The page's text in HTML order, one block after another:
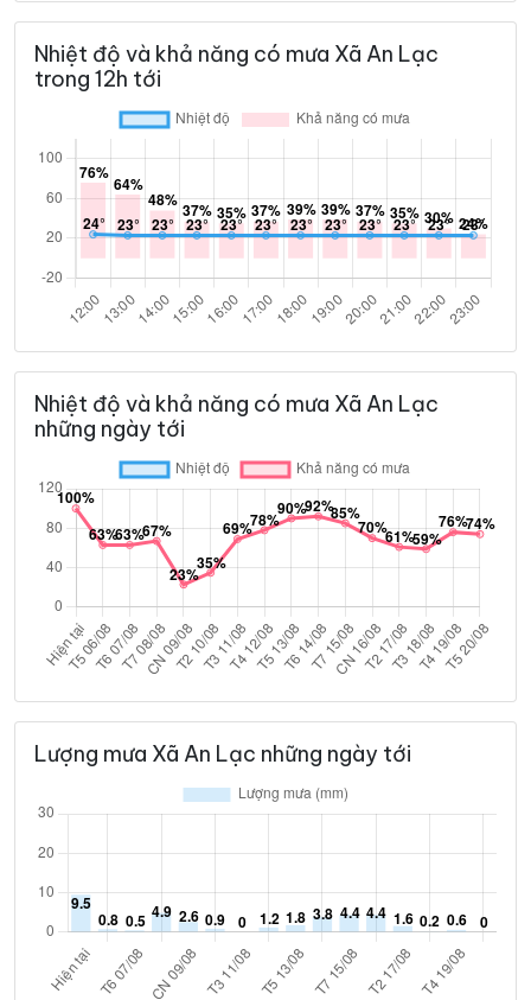
Nhiệt độ và khả năng có mưa Xã An Lạc
trong 12h tới
Nhiệt độ và khả năng có mưa Xã An Lạc
những ngày tới
Lượng mưa Xã An Lạc những ngày tới